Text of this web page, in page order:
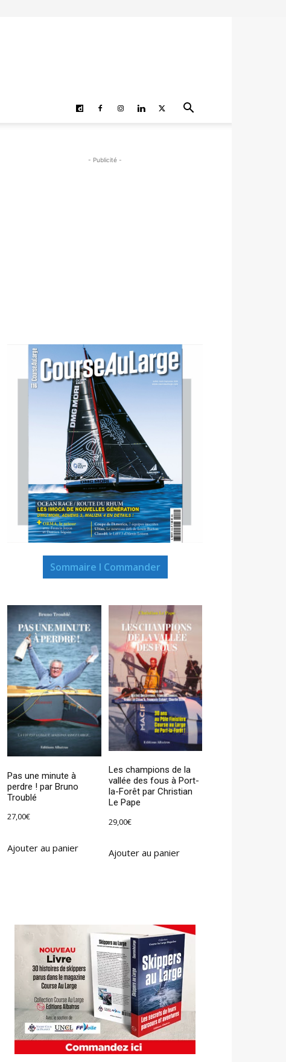
- Publicité -
Sommaire I Commander
Pas une minute à
perdre ! par Bruno
Troublé
27,00€
Ajouter au panier
Les champions de la
vallée des fous à Port-
la-Forêt par Christian
Le Pape
29,00€
Ajouter au panier